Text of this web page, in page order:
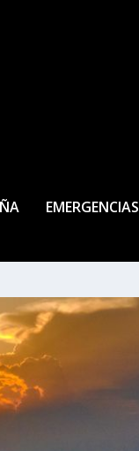
EMERGENCIAS